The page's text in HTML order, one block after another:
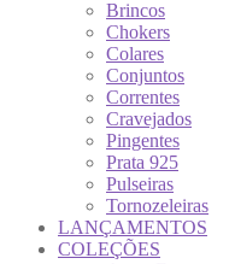
Brincos
Chokers
Colares
Conjuntos
Correntes
Cravejados
Pingentes
Prata 925
Pulseiras
Tornozeleiras
LANÇAMENTOS
COLEÇÕES